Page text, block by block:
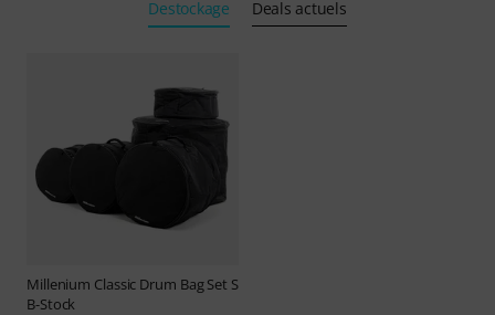
Destockage Deals actuels
Millenium Classic Drum Bag Set S
B-Stock